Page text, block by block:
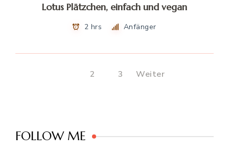
Lotus Plätzchen, einfach und vegan
2 hrs Anfänger
2 3 Weiter
FOLLOW ME